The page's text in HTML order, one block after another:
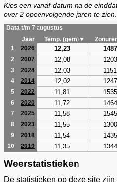
Kies een vanaf-datum na de
over 2 opeenvolgende jaren te zien.
Data t/m 7 augustus
Jaar
Temp. (gem)▼
1
2026 12,23
2 2007 12,08
3 2024 12,03
4 2014 12,02
5 2022 11,81
6 2020 11,72
7 2025 11,58
8 2023 11,55
9 2018 11,54
10 2019 11,35
Weerstatistieken
De statistieken op deze site